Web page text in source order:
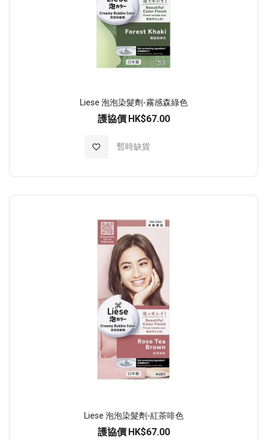
Liese 泡泡染髮劑-霧感森綠色
護協價 HK$67.00
暫時缺貨
加入至願望清單
Liese 泡泡染髮劑-紅茶啡色
護協價 HK$67.00